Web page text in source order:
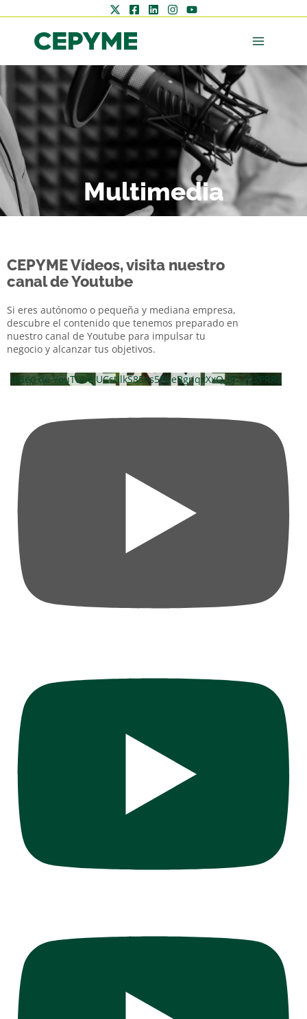
Multimedia
CEPYME Vídeos, visita nuestro
canal de Youtube
Si eres autónomo o pequeña y mediana empresa,
descubre el contenido que tenemos preparado en
nuestro canal de Youtube para impulsar tu
negocio y alcanzar tus objetivos.
Vídeo de YouTube UCstIlkS85os5EueBgnqxXxQ_3f-_2zzPRRs